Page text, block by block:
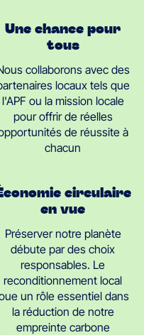
Une chance pour
tous
collaborons avec des
locaux tels que
l'APF ou la mission locale
pour offrir de réelles
de réussite à
chacun
circulaire
en vue
Préserver notre planète
débute par des choix
responsables. Le
reconditionnement local
un rôle essentiel dans
la réduction de notre
empreinte carbone